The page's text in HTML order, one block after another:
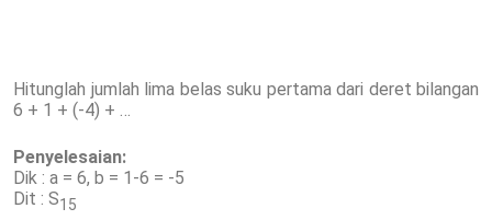
Hitunglah jumlah lima belas suku pertama dari deret bilangan
6 + 1 + (-4) + …
Penyelesaian:
Dik : a = 6, b = 1-6 = -5
Dit : S15